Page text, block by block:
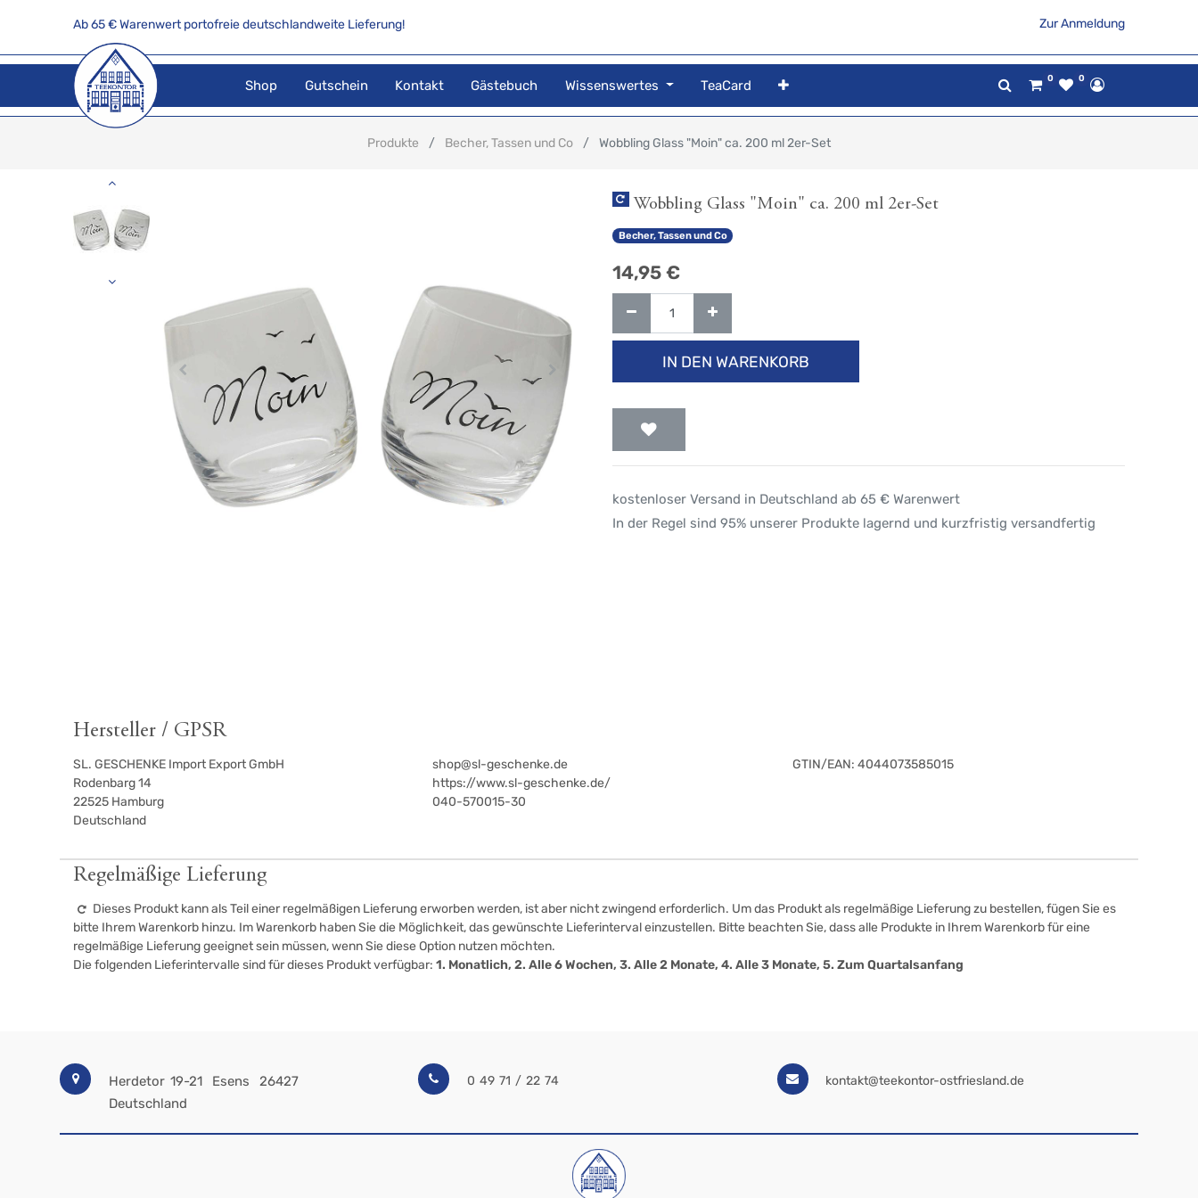
Ab 65 € Warenwert portofreie deutschlandweite Lieferung! Zur Anmeldung
Shop Gutschein Kontakt Gästebuch Wissenswertes TeaCard 0 0
Produkte Becher, Tassen und Co Wobbling Glass "Moin" ca. 200 ml 2er-Set
Wobbling Glass "Moin" ca. 200 ml 2er-Set
Becher, Tassen und Co
14,95 €
IN DEN WARENKORB
kostenloser Versand in Deutschland ab 65 € Warenwert
In der Regel sind 95% unserer Produkte lagernd und kurzfristig versandfertig
Hersteller / GPSR
SL. GESCHENKE Import Export GmbH
Rodenbarg 14
22525 Hamburg
Deutschland
shop@sl-geschenke.de
https://www.sl-geschenke.de/
040-570015-30
GTIN/EAN: 4044073585015
Regelmäßige Lieferung
Dieses Produkt kann als Teil einer regelmäßigen Lieferung erworben werden, ist aber nicht zwingend erforderlich. Um das Produkt als regelmäßige Lieferung zu bestellen, fügen Sie es
bitte Ihrem Warenkorb hinzu. Im Warenkorb haben Sie die Möglichkeit, das gewünschte Lieferinterval einzustellen. Bitte beachten Sie, dass alle Produkte in Ihrem Warenkorb für eine
regelmäßige Lieferung geeignet sein müssen, wenn Sie diese Option nutzen möchten.
Die folgenden Lieferintervalle sind für dieses Produkt verfügbar:1. Monatlich, 2. Alle 6 Wochen, 3. Alle 2 Monate, 4. Alle 3 Monate, 5. Zum Quartalsanfang
Herdetor 19-21 Esens
26427
Deutschland
0 49 71 / 22 74 kontakt@teekontor-ostfriesland.de